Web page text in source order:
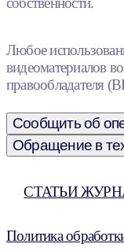
Любое
видеоматериалов
правообладателя
Сообщить об
Обращение в
СТАТЬИ
Политика